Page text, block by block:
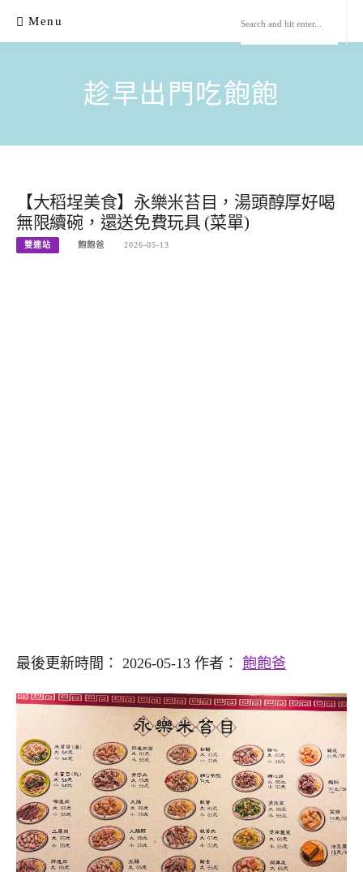
content
Menu
趁早出門吃飽飽
【大稻埕美食】永樂米苔目，湯頭醇厚好喝
無限續碗，還送免費玩具 (菜單)
雙連站 飽飽爸 2026-05-13
最後更新時間： 2026-05-13 作者： 飽飽爸